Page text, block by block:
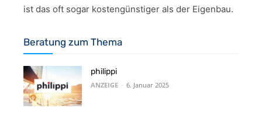
ist das oft sogar kostengünstiger als der Eigenbau.
Beratung zum Thema
philippi
ANZEIGE - 6. Januar 2025